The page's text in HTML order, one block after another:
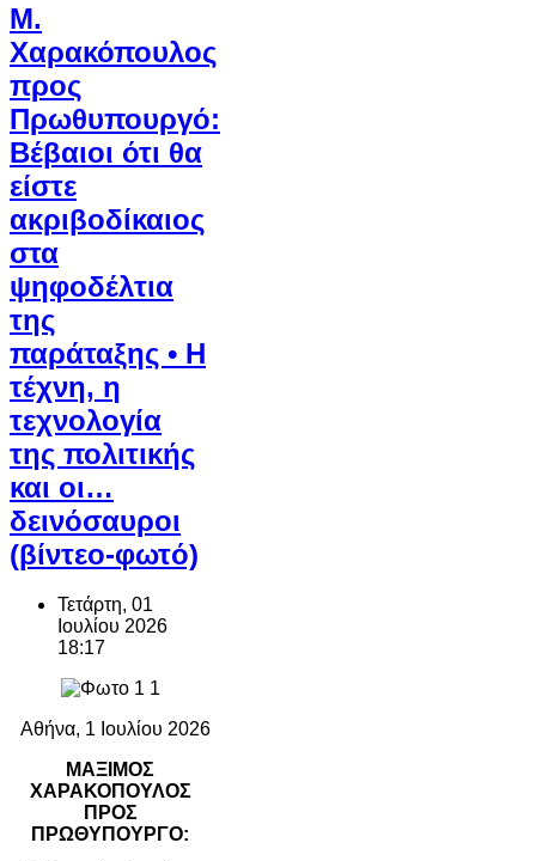
Μ.
Χαρακόπουλος
προς
Πρωθυπουργό:
Βέβαιοι ότι θα
είστε
ακριβοδίκαιος
στα
ψηφοδέλτια
της
παράταξης • Η
τέχνη, η
τεχνολογία
της πολιτικής
και οι…
δεινόσαυροι
(βίντεο-φωτό)
Τετάρτη, 01
Ιουλίου 2026
18:17
Αθήνα, 1 Ιουλίου 2026
ΜΑΞΙΜΟΣ
ΧΑΡΑΚΟΠΟΥΛΟΣ
ΠΡΟΣ
ΠΡΩΘΥΠΟΥΡΓΟ: